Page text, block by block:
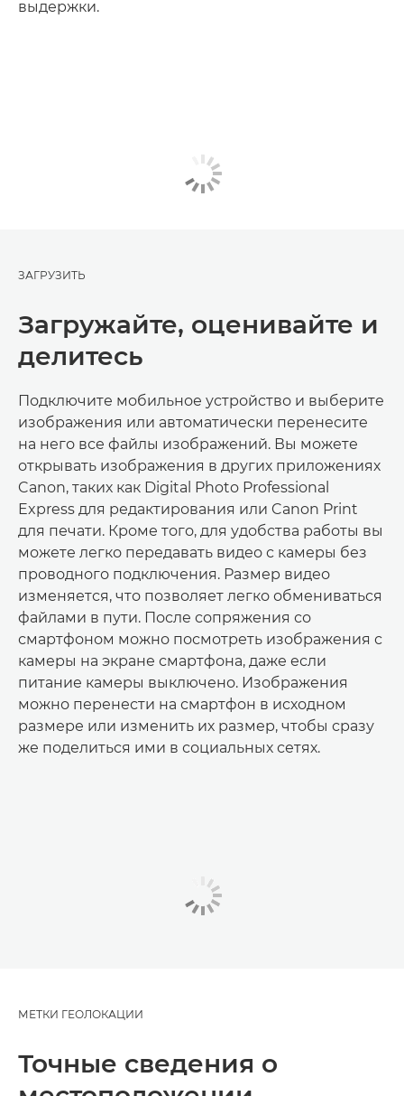
выдержки.
ЗАГРУЗИТЬ
Загружайте, оценивайте и
делитесь
Подключите мобильное устройство и выберите
изображения или автоматически перенесите
на него все файлы изображений. Вы можете
открывать изображения в других приложениях
Canon, таких как Digital Photo Professional
Express для редактирования или Canon Print
для печати. Кроме того, для удобства работы вы
можете легко передавать видео с камеры без
проводного подключения. Размер видео
изменяется, что позволяет легко обмениваться
файлами в пути. После сопряжения со
смартфоном можно посмотреть изображения с
камеры на экране смартфона, даже если
питание камеры выключено. Изображения
можно перенести на смартфон в исходном
размере или изменить их размер, чтобы сразу
же поделиться ими в социальных сетях.
МЕТКИ ГЕОЛОКАЦИИ
Точные сведения о